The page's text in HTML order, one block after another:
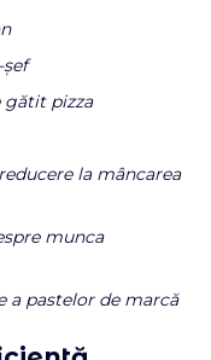
gătit pizza
la mâncarea
munca
a pastelor de marcă